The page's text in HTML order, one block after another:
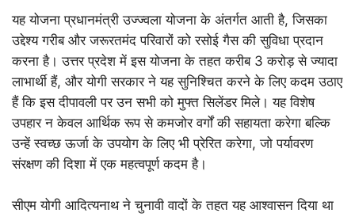
यह योजना प्रधानमंत्री उज्ज्वला योजना के अंतर्गत आती है, जिसका
उद्देश्य गरीब और जरूरतमंद परिवारों को रसोई गैस की सुविधा प्रदान
करना है। उत्तर प्रदेश में इस योजना के तहत करीब 3 करोड़ से ज्यादा
लाभार्थी हैं, और योगी सरकार ने यह सुनिश्चित करने के लिए कदम उठाए
हैं कि इस दीपावली पर उन सभी को मुफ्त सिलेंडर मिले। यह विशेष
उपहार न केवल आर्थिक रूप से कमजोर वर्गों की सहायता करेगा बल्कि
उन्हें स्वच्छ ऊर्जा के उपयोग के लिए भी प्रेरित करेगा, जो पर्यावरण
संरक्षण की दिशा में एक महत्वपूर्ण कदम है।
सीएम योगी आदित्यनाथ ने चुनावी वादों के तहत यह आश्वासन दिया था